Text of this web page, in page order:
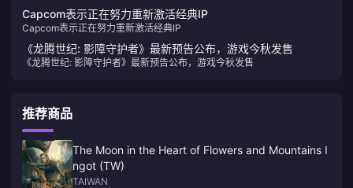
用了同样的处理方式。让我们来看看吧！
Capcom表示正在努力重新激活经典IP
Capcom表示正在努力重新激活经典IP
《龙腾世纪: 影障守护者》最新预告公布，游戏今秋发售
《龙腾世纪: 影障守护者》最新预告公布，游戏今秋发售
推荐商品
The Moon in the Heart of Flowers and Mountains I
ngot (TW)
TAIWAN